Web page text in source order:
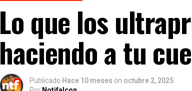
Lo que los
haciendo a tu
Publicado Hace 10 meses on octubre 2, 2025